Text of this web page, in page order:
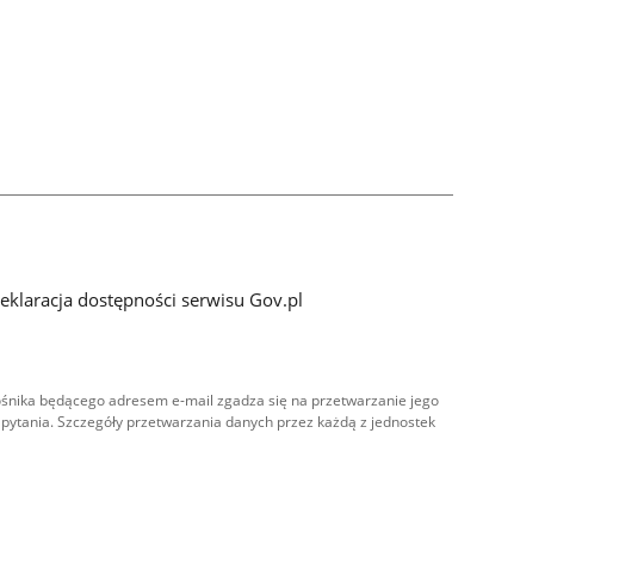
dostępności serwisu Gov.pl
będącego adresem e-mail zgadza się na przetwarzanie jego
Szczegóły przetwarzania danych przez każdą z jednostek